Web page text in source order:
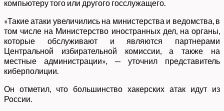
компьютеру того или другого госслужащего.
«Такие атаки увеличились на министерства и ведомства, в
том числе на Министерство иностранных дел, на органы,
которые обслуживают и являются партнерами
Центральной избирательной комиссии, а также на
местные администрации», — уточнил представитель
киберполиции.
Он отметил, что большинство хакерских атак идут из
России.